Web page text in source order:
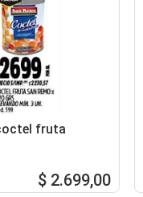
fruta
$ 2.699,00